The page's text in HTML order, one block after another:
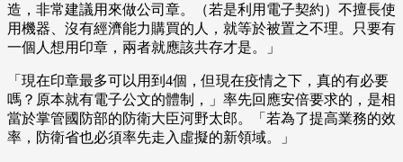
造，非常建議用來做公司章。（若是利用電子契約）不擅長使
用機器、沒有經濟能力購買的人，就等於被置之不理。只要有
一個人想用印章，兩者就應該共存才是。」
「現在印章最多可以用到4個，但現在疫情之下，真的有必要
嗎？原本就有電子公文的體制，」率先回應安倍要求的，是相
當於掌管國防部的防衛大臣河野太郎。「若為了提高業務的效
率，防衛省也必須率先走入虛擬的新領域。」